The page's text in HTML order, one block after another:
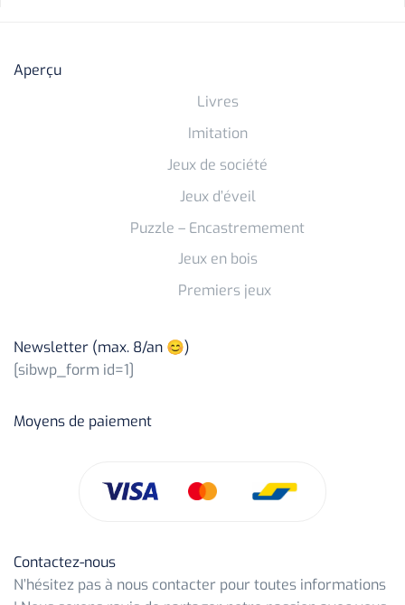
Aperçu
Livres
Imitation
Jeux de société
Jeux d’éveil
Puzzle – Encastremement
Jeux en bois
Premiers jeux
Newsletter (max. 8/an 😊)
[sibwp_form id=1]
Moyens de paiement
Contactez-nous
N’hésitez pas à nous contacter pour toutes informations